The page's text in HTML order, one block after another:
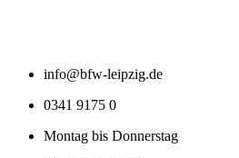
info@bfw-leipzig.de
0341 9175 0
Montag bis Donnerstag